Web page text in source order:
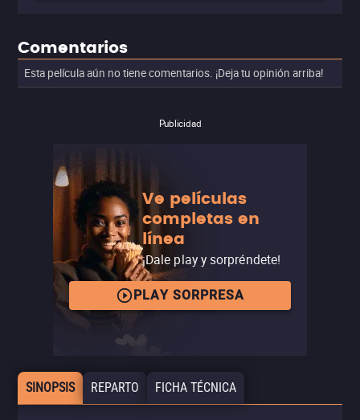
Comentarios
Esta película aún no tiene comentarios. ¡Deja tu opinión arriba!
Publicidad
Ve películas
completas en
línea
¡Dale play y sorpréndete!
PLAY SORPRESA
SINOPSIS REPARTO FICHA TÉCNICA